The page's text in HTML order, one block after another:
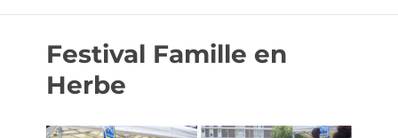
Festival Famille en
Herbe